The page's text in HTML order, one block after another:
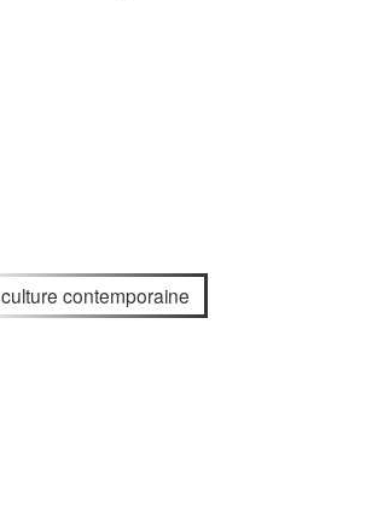
culture contemporaine